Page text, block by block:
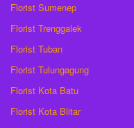
Florist Sumenep
Florist Trenggalek
Florist Tuban
Florist Tulungagung
Florist Kota Batu
Florist Kota Blitar